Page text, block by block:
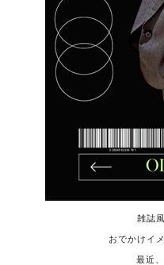
雑誌
おでかけイ
最近